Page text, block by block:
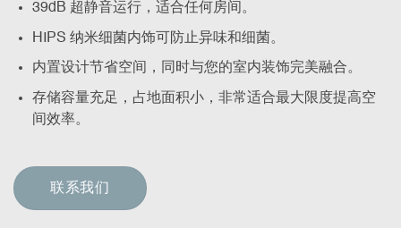
39dB 超静音运行，适合任何房间。
HIPS 纳米细菌内饰可防止异味和细菌。
内置设计节省空间，同时与您的室内装饰完美融合。
存储容量充足，占地面积小，非常适合最大限度提高空
间效率。
联系我们